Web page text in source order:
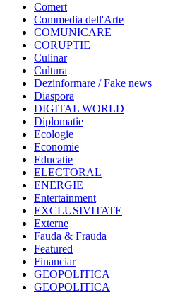
Comert
Commedia dell'Arte
COMUNICARE
CORUPTIE
Culinar
Cultura
Dezinformare / Fake news
Diaspora
DIGITAL WORLD
Diplomatie
Ecologie
Economie
Educatie
ELECTORAL
ENERGIE
Entertainment
EXCLUSIVITATE
Externe
Fauda & Frauda
Featured
Financiar
GEOPOLITICA
GEOPOLITICA